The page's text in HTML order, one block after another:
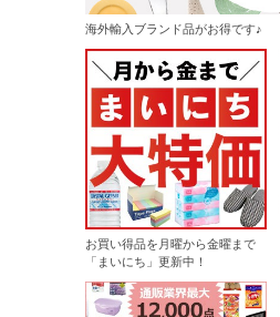
海外輸入ブランド品がお得です♪
お買い得品を月曜から金曜まで
「まいにち」更新中！